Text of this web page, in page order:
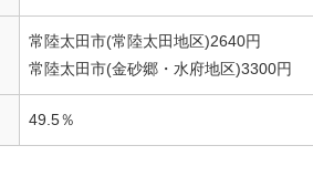
常陸太田市(常陸太田地区)2640円
常陸太田市(金砂郷・水府地区)3300円
49.5％